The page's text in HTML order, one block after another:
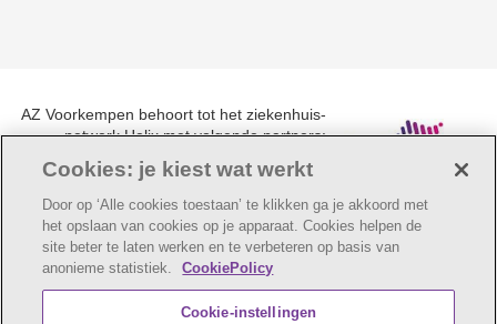
AZ Voorkempen behoort tot het ziekenhuis-
netwerk Helix met volgende partners:
Klina.
© AZ Voorkempen
Cookie verklaring
Privacybeleid
Webtoegankelijkheidsverklaring
Cookies: je kiest wat werkt
Door op ‘Alle cookies toestaan’ te klikken ga je akkoord met
het opslaan van cookies op je apparaat. Cookies helpen de
site beter te laten werken en te verbeteren op basis van
anonieme statistiek.
CookiePolicy
Cookie-instellingen